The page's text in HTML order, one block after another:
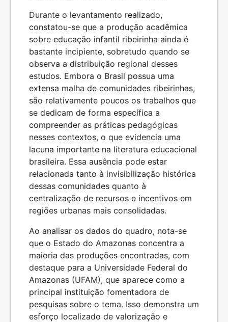
Durante o levantamento realizado,
constatou-se que a produção acadêmica
sobre educação infantil ribeirinha ainda é
bastante incipiente, sobretudo quando se
observa a distribuição regional desses
estudos. Embora o Brasil possua uma
extensa malha de comunidades ribeirinhas,
são relativamente poucos os trabalhos que
se dedicam de forma específica a
compreender as práticas pedagógicas
nesses contextos, o que evidencia uma
lacuna importante na literatura educacional
brasileira. Essa ausência pode estar
relacionada tanto à invisibilização histórica
dessas comunidades quanto à
centralização de recursos e incentivos em
regiões urbanas mais consolidadas.
Ao analisar os dados do quadro, nota-se
que o Estado do Amazonas concentra a
maioria das produções encontradas, com
destaque para a Universidade Federal do
Amazonas (UFAM), que aparece como a
principal instituição fomentadora de
pesquisas sobre o tema. Isso demonstra um
esforço localizado de valorização e